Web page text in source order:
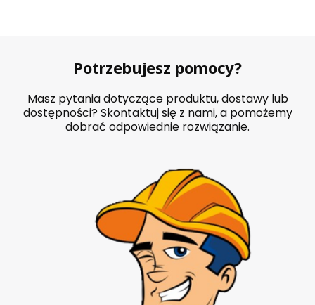
Potrzebujesz pomocy?
Masz pytania dotyczące produktu, dostawy lub
dostępności? Skontaktuj się z nami, a pomożemy
dobrać odpowiednie rozwiązanie.